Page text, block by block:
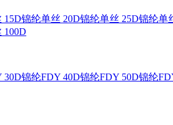
15D锦纶单丝 20D锦纶单丝 25D锦纶单
100D
30D锦纶FDY 40D锦纶FDY 50D锦纶